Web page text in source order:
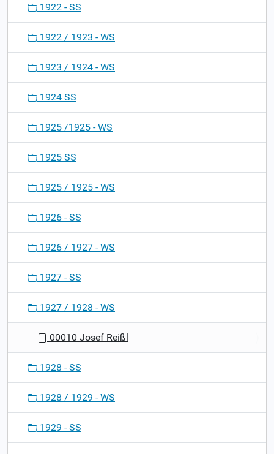
1922 - SS
1922 / 1923 - WS
1923 / 1924 - WS
1924 SS
1925 /1925 - WS
1925 SS
1925 / 1925 - WS
1926 - SS
1926 / 1927 - WS
1927 - SS
1927 / 1928 - WS
00010 Josef Reißl
1928 - SS
1928 / 1929 - WS
1929 - SS